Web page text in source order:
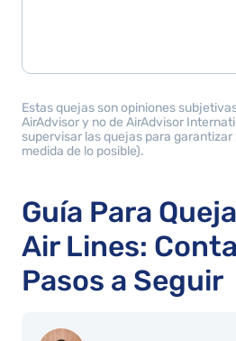
Estas quejas son opiniones
AirAdvisor y no de AirAdvisor
supervisar las quejas para garantizar
medida de lo posible).
Guía Para
Air Lines:
Pasos a Seguir